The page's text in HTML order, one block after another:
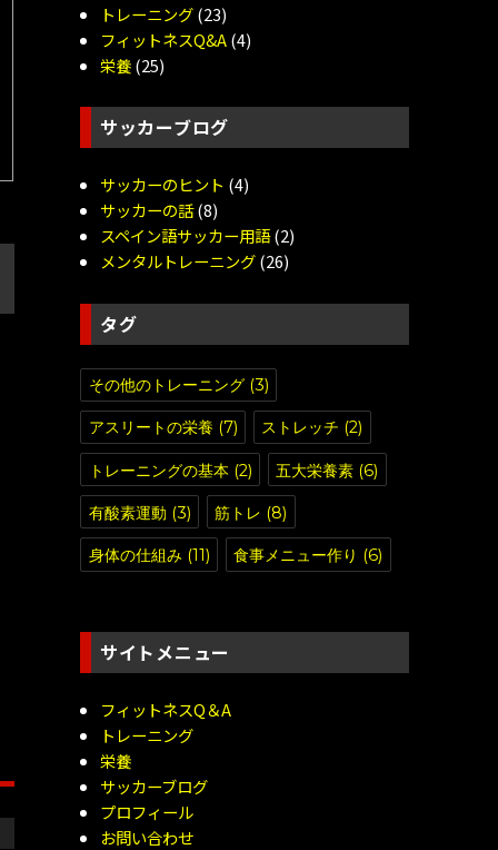
トレーニング(23)
フィットネスQ&A(4)
栄養(25)
サッカーブログ
サッカーのヒント (4)
サッカーの話(8)
スペイン語サッカー用語(2)
メンタルトレーニング(26)
タグ
その他のトレーニング(3)
アスリートの栄養 (7) ストレッチ (2)
トレーニングの基本 (2) 五大栄養素 (6)
有酸素運動 (3) 筋トレ (8)
身体の仕組み(11) 食事メニュー作り (6)
サイトメニュー
フィットネスQ＆A
トレーニング
栄養
サッカーブログ
プロフィール
お問い合わせ